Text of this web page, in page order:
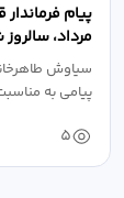
مرداد،
شهید عباس...
سیاوش
5